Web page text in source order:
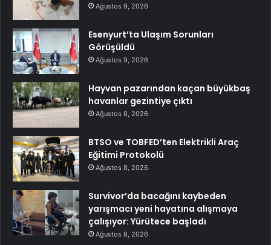
Ağustos 9, 2026
Esenyurt’ta Ulaşım Sorunları
Görüşüldü
Ağustos 9, 2026
Hayvan pazarından kaçan büyükbaş
havanlar gezintiye çıktı
Ağustos 8, 2026
BTSO ve TOBFED’ten Elektrikli Araç
Eğitimi Protokolü
Ağustos 8, 2026
Survivor’da bacağını kaybeden
yarışmacı yeni hayatına alışmaya
çalışıyor: Yürütece başladı
Ağustos 8, 2026